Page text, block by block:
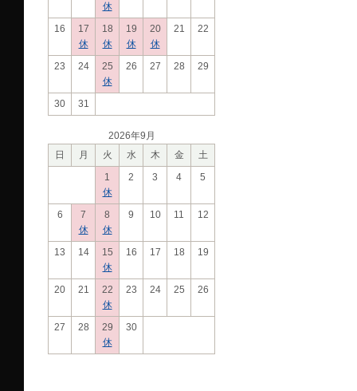
休
16
17
休
18
休
19
休
20
休
21 22
23 24
25
休
26 27 28 29
30 31
2026年9月
日
月 火 水 木 金
土
1
休
2 3 4 5
6
7
休
8
休
9 10 11 12
13 14
15
休
16 17 18 19
20 21
22
休
23 24 25 26
27 28
29
休
30